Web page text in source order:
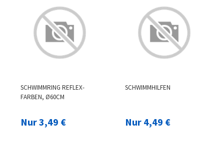
SCHWIMMRING REFLEX-
FARBEN, Ø60CM
Nur 3,49 €
SCHWIMMHILFEN
Nur 4,49 €